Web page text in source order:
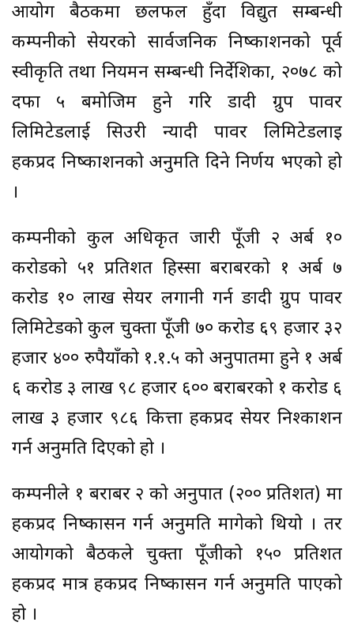
आयोग बैठकमा छलफल हुँदा विद्युत सम्बन्धी
कम्पनीको सेयरको सार्वजनिक निष्काशनको पूर्व
स्वीकृति तथा नियमन सम्बन्धी निर्देशिका, २०७८ को
दफा ५ बमोजिम हुने गरि डादी ग्रुप पावर
लिमिटेडलाई सिउरी न्यादी पावर लिमिटेडलाइ
हकप्रद निष्काशनको अनुमति दिने निर्णय भएको हो
।
कम्पनीको कुल अधिकृत जारी पूँजी २ अर्ब १०
करोडको ५१ प्रतिशत हिस्सा बराबरको १ अर्ब ७
करोड १० लाख सेयर लगानी गर्न ङादी ग्रुप पावर
लिमिटेडको कुल चुक्ता पूँजी ७० करोड ६९ हजार ३२
हजार ४०० रुपैयाँको १.१.५ को अनुपातमा हुने १ अर्ब
६ करोड ३ लाख ९८ हजार ६०० बराबरको १ करोड ६
लाख ३ हजार ९८६ कित्ता हकप्रद सेयर निश्काशन
गर्न अनुमति दिएको हो ।
कम्पनीले १ बराबर २ को अनुपात (२०० प्रतिशत) मा
हकप्रद निष्कासन गर्न अनुमति मागेको थियो । तर
आयोगको बैठकले चुक्ता पूँजीको १५० प्रतिशत
हकप्रद मात्र हकप्रद निष्कासन गर्न अनुमति पाएको
हो ।